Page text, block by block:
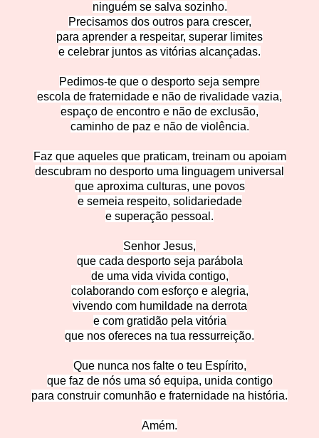
ninguém se salva sozinho.
Precisamos dos outros para crescer,
para aprender a respeitar, superar limites
e celebrar juntos as vitórias alcançadas.
Pedimos-te que o desporto seja sempre
escola de fraternidade e não de rivalidade vazia,
espaço de encontro e não de exclusão,
caminho de paz e não de violência.
Faz que aqueles que praticam, treinam ou apoiam
descubram no desporto uma linguagem universal
que aproxima culturas, une povos
e semeia respeito, solidariedade
e superação pessoal.
Senhor Jesus,
que cada desporto seja parábola
de uma vida vivida contigo,
colaborando com esforço e alegria,
vivendo com humildade na derrota
e com gratidão pela vitória
que nos ofereces na tua ressurreição.
Que nunca nos falte o teu Espírito,
que faz de nós uma só equipa, unida contigo
para construir comunhão e fraternidade na história.
Amém.